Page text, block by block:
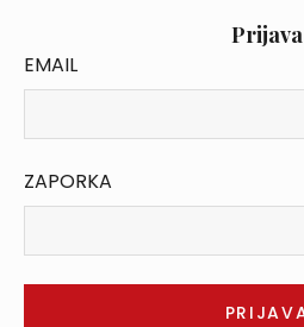
Prijava
EMAIL
ZAPORKA